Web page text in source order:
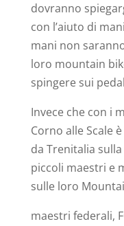
dovranno
con l’aiuto di
mani non
loro mountain
spingere sui
Invece che con i
Corno alle Scale
da Trenitalia
piccoli maestri e
sulle loro
maestri federali,